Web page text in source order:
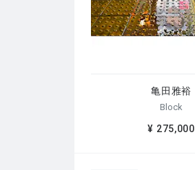
亀田雅裕
Block
¥ 275,000